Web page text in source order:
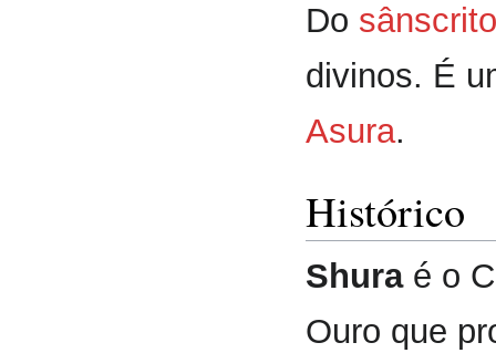
Do sânscrito
divinos. É
Asura.
Histórico
Shuraé o
Ouro que